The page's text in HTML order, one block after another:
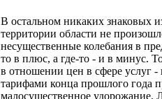
В остальном никаких знаковых
территории области не
несущественные колебания в
то в плюс, а где-то - и в минус.
в отношении цен в сфере услуг
тарифами конца прошлого года
малосущественное удорожание.